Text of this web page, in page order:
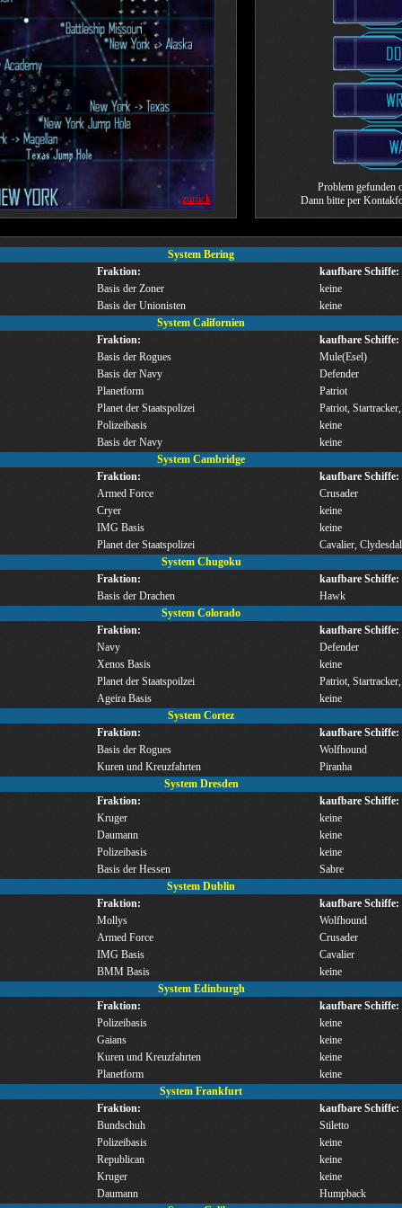
zurück
Problem gefunden
Dann bitte per
System Bering
Fraktion:
kaufbare Schiffe:
Basis der Zoner
keine
Basis der Unionisten
keine
System Californien
Fraktion:
kaufbare Schiffe:
Basis der Rogues
Mule(Esel)
Basis der Navy
Defender
Planetform
Patriot
Planet der Staatspolizei
Patriot,
Polizeibasis
keine
Basis der Navy
keine
System Cambridge
Fraktion:
kaufbare Schiffe:
Armed Force
Crusader
Cryer
keine
IMG Basis
keine
Planet der Staatspolizei
Cavalier,
System Chugoku
Fraktion:
kaufbare Schiffe:
Basis der Drachen
Hawk
System Colorado
Fraktion:
kaufbare Schiffe:
Navy
Defender
Xenos Basis
keine
Planet der Staatspoilzei
Patriot,
Ageira Basis
keine
System Cortez
Fraktion:
kaufbare Schiffe:
Basis der Rogues
Wolfhound
Kuren und Kreuzfahrten
Piranha
System Dresden
Fraktion:
kaufbare Schiffe:
Kruger
keine
Daumann
keine
Polizeibasis
keine
Basis der Hessen
Sabre
System Dublin
Fraktion:
kaufbare Schiffe:
Mollys
Wolfhound
Armed Force
Crusader
IMG Basis
Cavalier
BMM Basis
keine
System Edinburgh
Fraktion:
kaufbare Schiffe:
Polizeibasis
keine
Gaians
keine
Kuren und Kreuzfahrten
keine
Planetform
keine
System Frankfurt
Fraktion:
kaufbare Schiffe:
Bundschuh
Stiletto
Polizeibasis
keine
Republican
keine
Kruger
keine
Daumann
Humpback